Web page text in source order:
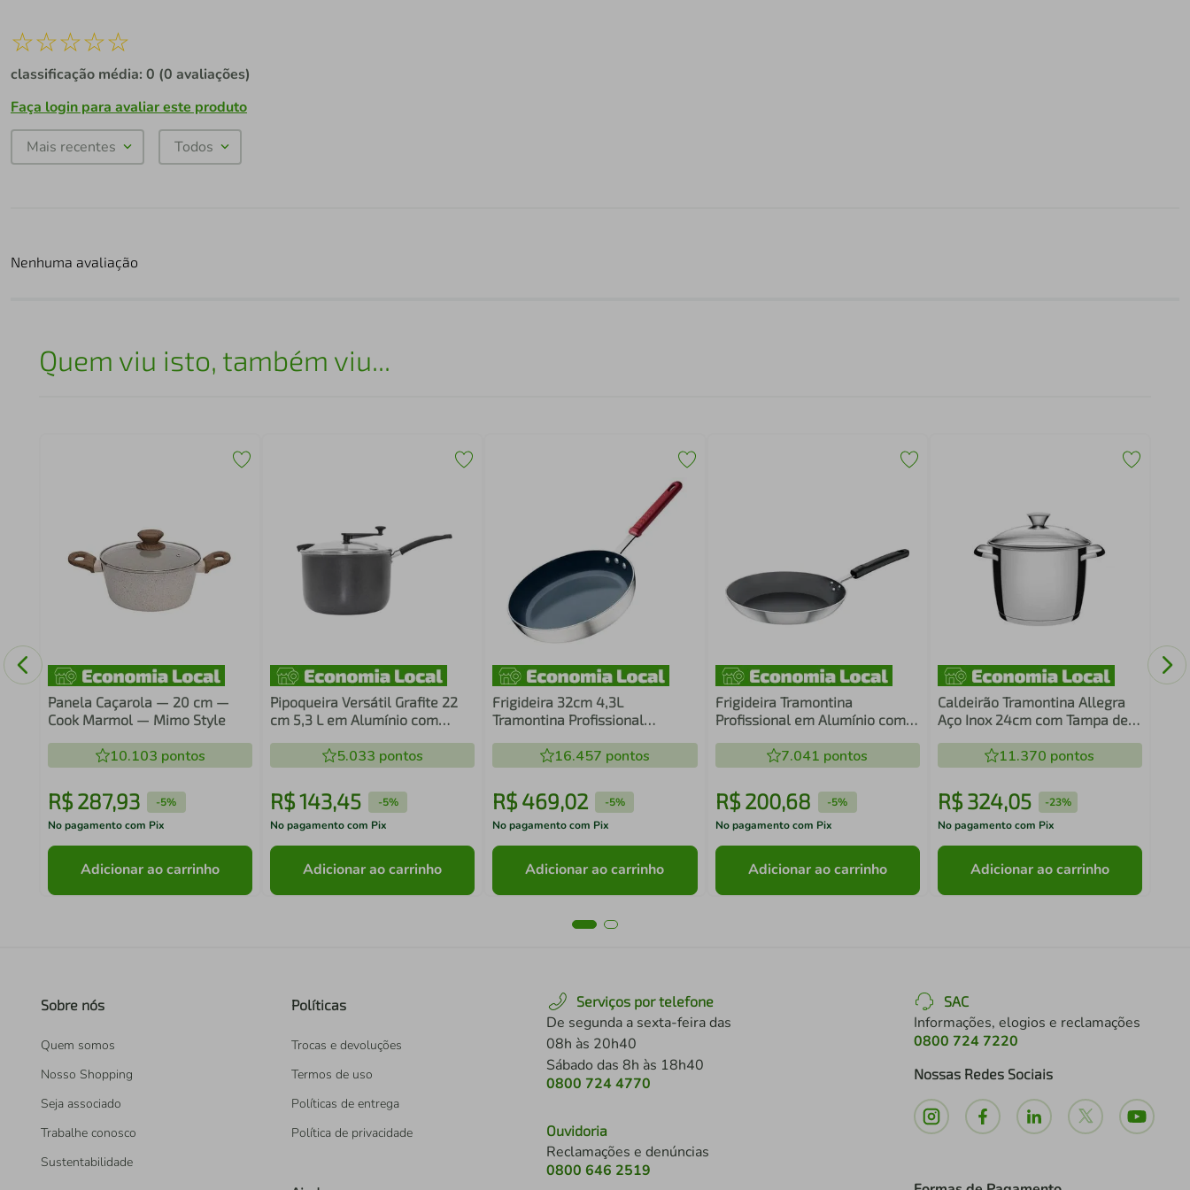
☆☆☆☆☆
classificação média: 0 (0 avaliações)
Faça login para avaliar este produto
Mais recentes Todos
Nenhuma avaliação
Quem viu isto, também viu...
Panela Caçarola — 20 cm —
Cook Marmol — Mimo Style
10.103 pontos
R$ 287,93 -5%
No pagamento com Pix
Adicionar ao carrinho
Pipoqueira Versátil Grafite 22
cm 5,3 L em Alumínio com
5.033 pontos
R$143,45 -5%
No pagamento com Pix
Adicionar ao carrinho
Frigideira 32cm 4,3L
Tramontina Profissional
Cerâmico Wok Funda
16.457 pontos
R$469,02 -5%
No pagamento com Pix
Adicionar ao carrinho
Frigideira Tramontina
Profissional em Alumínio com
Antiaderente Starflon Premium
e Acabamento Externo Lixado
24 cm 1,3 L
7.041 pontos
R$ 200,68 -5%
No pagamento com Pix
Adicionar ao carrinho
Caldeirão Tramontina Allegra
Aço Inox 24cm com Tampa de
11.370 pontos
R$ 324,05 -23%
No pagamento com Pix
Adicionar ao carrinho
Sobre nós
Quem somos
Nosso Shopping
Seja associado
Trabalhe conosco
Sustentabilidade
Políticas
Trocas e devoluções
Termos de uso
Políticas de entrega
Política de privacidade
Serviços por telefone
De segunda a sexta-feira das
08h às 20h40
Sábado das 8h às 18h40
0800 724 4770
Ouvidoria
Reclamações e denúncias
0800 646 2519
SAC
Informações, elogios e reclamações
0800 724 7220
Nossas Redes Sociais